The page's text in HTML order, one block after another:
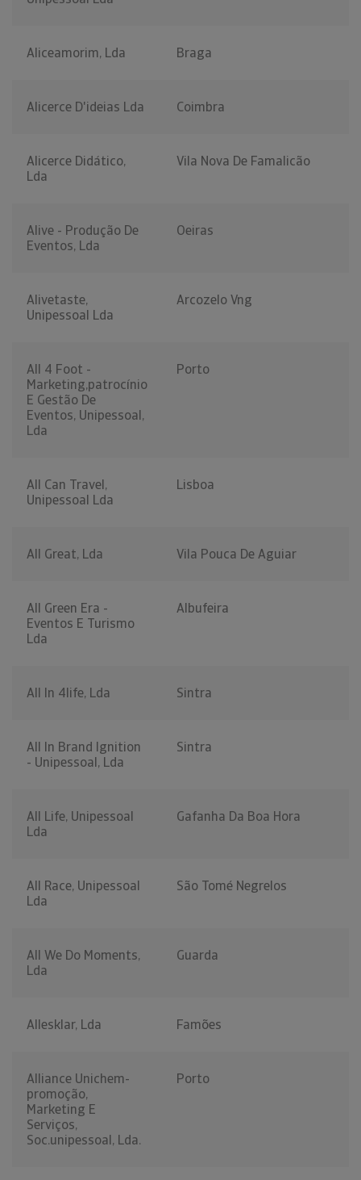
Aliceamorim, Lda Braga
Alicerce D'ideias Lda Coimbra
Alicerce Didático,
Lda
Vila Nova De Famalicão
Alive - Produção De
Eventos, Lda
Oeiras
Alivetaste,
Unipessoal Lda
Arcozelo Vng
All 4 Foot -
Marketing,patrocínio
E Gestão De
Eventos, Unipessoal,
Lda
Porto
All Can Travel,
Unipessoal Lda
Lisboa
All Great, Lda Vila Pouca De Aguiar
All Green Era -
Eventos E Turismo
Lda
Albufeira
All In 4life, Lda Sintra
All In Brand Ignition
- Unipessoal, Lda
Sintra
All Life, Unipessoal
Lda
Gafanha Da Boa Hora
All Race, Unipessoal
Lda
São Tomé Negrelos
All We Do Moments,
Lda
Guarda
Allesklar, Lda Famões
Alliance Unichem-
promoção,
Marketing E
Serviços,
Soc.unipessoal, Lda.
Porto